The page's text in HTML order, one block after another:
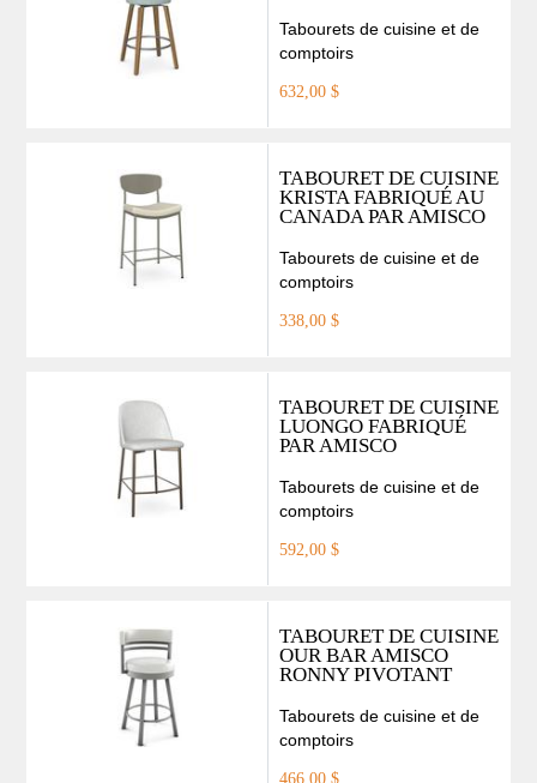
Tabourets de cuisine et de
comptoirs
632,00 $
TABOURET DE CUISINE
KRISTA FABRIQUÉ AU
CANADA PAR AMISCO
Tabourets de cuisine et de
comptoirs
338,00 $
TABOURET DE CUISINE
LUONGO FABRIQUÉ
PAR AMISCO
Tabourets de cuisine et de
comptoirs
592,00 $
TABOURET DE CUISINE
OUR BAR AMISCO
RONNY PIVOTANT
Tabourets de cuisine et de
comptoirs
466,00 $